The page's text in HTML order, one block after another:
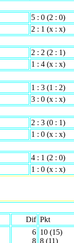
5 : 0 (2 : 0)
2 : 1 (x : x)
2 : 2 (2 : 1)
1 : 4 (x : x)
1 : 3 (1 : 2)
3 : 0 (x : x)
2 : 3 (0 : 1)
1 : 0 (x : x)
4 : 1 (2 : 0)
1 : 0 (x : x)
Dif Pkt
6
8
10 (15)
8 (11)